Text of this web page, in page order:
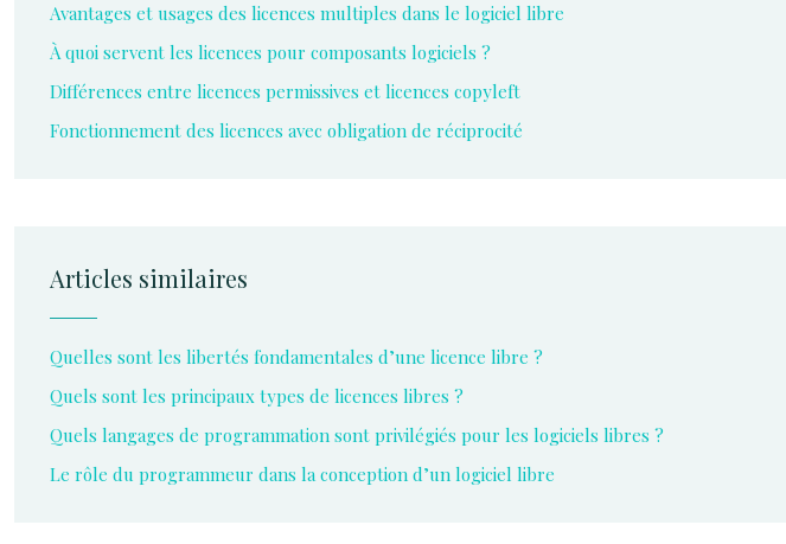
Avantages et usages des licences multiples dans le logiciel libre
À quoi servent les licences pour composants logiciels ?
Différences entre licences permissives et licences copyleft
Fonctionnement des licences avec obligation de réciprocité
Articles similaires
Quelles sont les libertés fondamentales d’une licence libre ?
Quels sont les principaux types de licences libres ?
Quels langages de programmation sont privilégiés pour les logiciels libres ?
Le rôle du programmeur dans la conception d’un logiciel libre